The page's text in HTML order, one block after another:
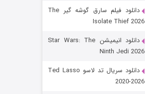
دانلود فیلم سارق گوشه گیر The
Isolate Thief 2026
دانلود انیمیشن Star Wars: The
Ninth Jedi 2026
دانلود سریال تد لاسو Ted Lasso
2020-2026